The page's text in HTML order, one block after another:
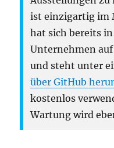
ist einzigartig im
hat sich bereits
Unternehmen
und steht unter
über GitHub
kostenlos
Wartung wird